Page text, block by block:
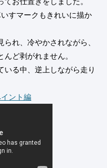
すマークもきれいに描か
れ、冷やかされながら、
ど剥がれません。
いる中、逆上しながら走り
ント編